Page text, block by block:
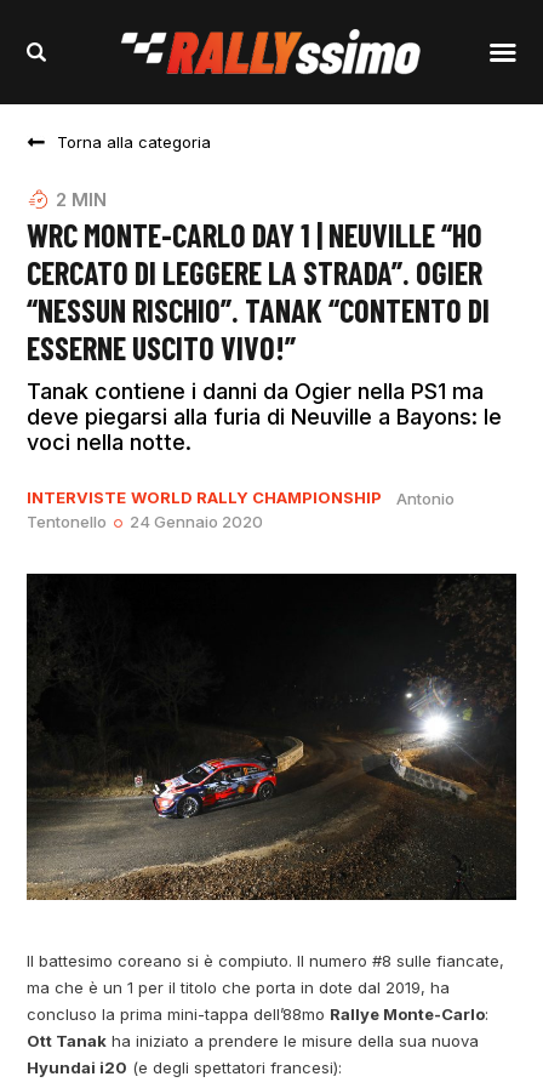
Torna alla categoria
2 MIN
WRC MONTE-CARLO DAY 1 | NEUVILLE “HO
CERCATO DI LEGGERE LA STRADA”. OGIER
“NESSUN RISCHIO”. TANAK “CONTENTO DI
ESSERNE USCITO VIVO!”
Tanak contiene i danni da Ogier nella PS1 ma
deve piegarsi alla furia di Neuville a Bayons: le
voci nella notte.
INTERVISTE WORLD RALLY CHAMPIONSHIP
Antonio
Tentonello
24 Gennaio 2020
Il battesimo coreano si è compiuto. Il numero #8 sulle fiancate,
ma che è un 1 per il titolo che porta in dote dal 2019, ha
concluso la prima mini-tappa dell’88mo Rallye Monte-Carlo:
Ott Tanak ha iniziato a prendere le misure della sua nuova
Hyundai i20 (e degli spettatori francesi):